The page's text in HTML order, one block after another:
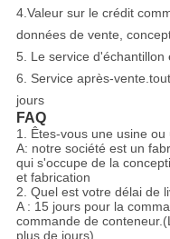
4.Valeur sur le crédit
données de vente,
5. Le service d'échantillon
6. Service après-
jours
FAQ
1. Êtes-vous une usine
A: notre société est un
qui s'occupe de la
et fabrication
2. Quel est votre délai de
A : 15 jours pour la
commande de
plus de jours)